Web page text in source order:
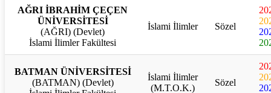
AĞRI İBRAHİM ÇEÇEN
ÜNİVERSİTESİ
(AĞRI) (Devlet)
İslami İlimler Fakültesi
İslami İlimler Sözel
BATMAN ÜNİVERSİTESİ
(BATMAN) (Devlet)
İslami İlimler
(M.T.O.K.)
Sözel